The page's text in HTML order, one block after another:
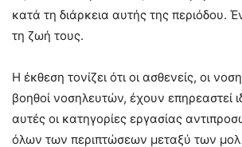
κατά τη διάρκεια αυτής της περιόδου.
τη ζωή τους.
Η έκθεση τονίζει ότι οι ασθενείς, οι
βοηθοί νοσηλευτών, έχουν επηρεαστεί
αυτές οι κατηγορίες εργασίας
όλων των περιπτώσεων μεταξύ των